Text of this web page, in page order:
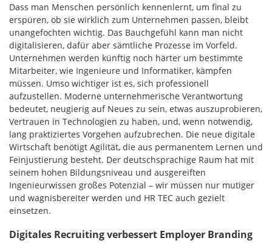
Dass man Menschen persönlich kennenlernt, um final zu
erspüren, ob sie wirklich zum Unternehmen passen, bleibt
unangefochten wichtig. Das Bauchgefühl kann man nicht
digitalisieren, dafür aber sämtliche Prozesse im Vorfeld.
Unternehmen werden künftig noch härter um bestimmte
Mitarbeiter, wie Ingenieure und Informatiker, kämpfen
müssen. Umso wichtiger ist es, sich professionell
aufzustellen. Moderne unternehmerische Verantwortung
bedeutet, neugierig auf Neues zu sein, etwas auszuprobieren,
Vertrauen in Technologien zu haben, und, wenn notwendig,
lang praktiziertes Vorgehen aufzubrechen. Die neue digitale
Wirtschaft benötigt Agilität, die aus permanentem Lernen und
Feinjustierung besteht. Der deutschsprachige Raum hat mit
seinem hohen Bildungsniveau und ausgereiften
Ingenieurwissen großes Potenzial – wir müssen nur mutiger
und wagnisbereiter werden und HR TEC auch gezielt
einsetzen.
Digitales Recruiting verbessert Employer Branding